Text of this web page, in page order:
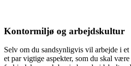
Kontormiljø og arbejdskultur
Selv om du sandsynligvis vil arbejde i
et par vigtige aspekter, som du skal